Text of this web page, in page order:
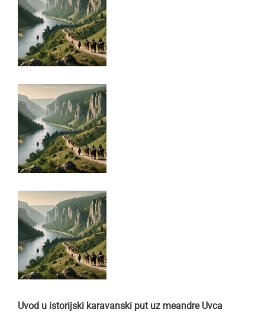
Uvod u istorijski karavanski put uz meandre Uvca